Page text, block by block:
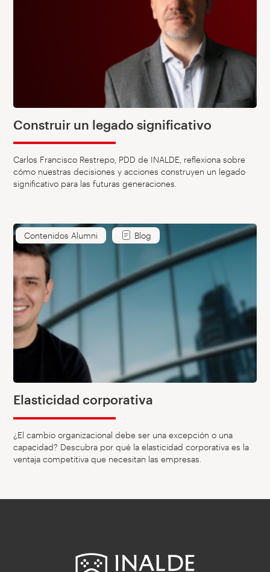
Construir un legado significativo
Carlos Francisco Restrepo, PDD de INALDE, reflexiona sobre
cómo nuestras decisiones y acciones construyen un legado
significativo para las futuras generaciones.
Contenidos Alumni Blog
Elasticidad corporativa
¿El cambio organizacional debe ser una excepción o una
capacidad? Descubra por qué la elasticidad corporativa es la
ventaja competitiva que necesitan las empresas.